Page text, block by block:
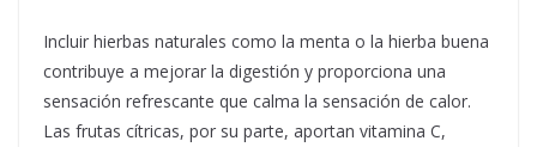
Incluir hierbas naturales como la menta o la hierba buena
contribuye a mejorar la digestión y proporciona una
sensación refrescante que calma la sensación de calor.
Las frutas cítricas, por su parte, aportan vitamina C,